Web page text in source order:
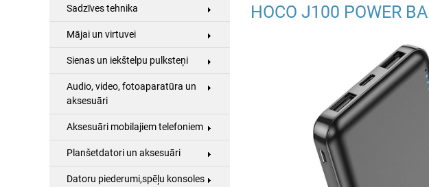
HOCO J100 POWER
Sadzīves tehnika
Mājai un virtuvei
Sienas un iekštelpu pulksteņi
Audio, video, fotoaparatūra un
aksesuāri
Aksesuāri mobilajiem telefoniem
Planšetdatori un aksesuāri
Datoru piederumi,spēļu konsoles